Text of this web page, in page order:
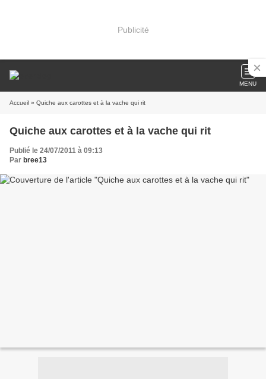
Publicité
MENU
Accueil » Quiche aux carottes et à la vache qui rit
Quiche aux carottes et à la vache qui rit
Publié le 24/07/2011 à 09:13
Par bree13